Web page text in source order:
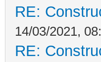
RE:
14/03/2021,
RE: